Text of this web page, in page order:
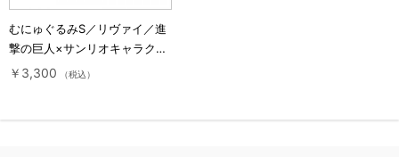
むにゅぐるみS／リヴァイ／進
撃の巨人×サンリオキャラクタ
ーズ2
￥3,300 （税込）